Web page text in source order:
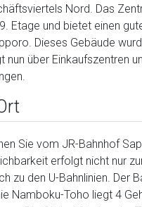
Nord. Das
Etage und bietet einen
Dieses Gebäude
nun über Einkaufszentren
Sie vom JR-Bahnhof
erfolgt nicht nur
zu den U-Bahnlinien. Der
Namboku-Toho liegt 4